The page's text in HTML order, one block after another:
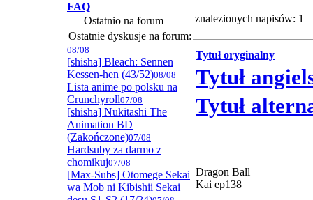
FAQ
Ostatnio na forum
Ostatnie dyskusje na forum:
08/08
[shisha] Bleach: Sennen
Kessen-hen (43/52)08/08
Lista anime po polsku na
Crunchyroll07/08
[shisha] Nukitashi The
Animation BD
(Zakończone)07/08
Hardsuby za darmo z
chomikuj07/08
[Max-Subs] Otomege Sekai
wa Mob ni Kibishii Sekai
znalezionych napisów: 1
Tytuł oryginalny
Tytuł
Tytuł
Dragon Ball
Kai ep138